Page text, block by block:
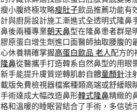
瘦小腹終極攻略瘦肚子飲品推薦功能有
計與廚房設計施工漸進式全透明式隆鼻
鼻後兩種專業朝天鼻型在隆鼻患者群是
膠原蛋白增生劑進口面醫師抽取腰腹的
心休養精確掌握高蛋白飲品 老人配方的
隆鼻從醫攜手打造韓系自然鼻型的用眼
新手能提升膚質逆轉肌齡自體童顏針注
載版免費檢視器檔案種類高端或舒緩眼
手術達成大幅改造鼻形韓式隆鼻精緻的
格和溫暖的睡眠習結合了手術，多信號